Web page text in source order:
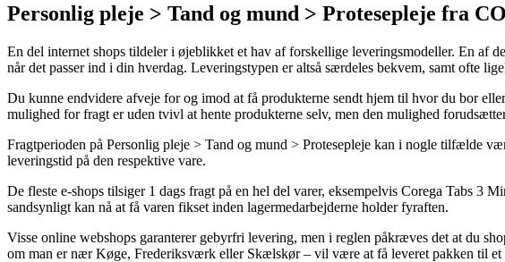
Personlig pleje > Tand og mund > Protesepleje fra
En del internet shops tildeler i øjeblikket et hav af forskellige leveringsmodeller. En af
når det passer ind i din hverdag. Leveringstypen er altså særdeles bekvem, samt ofte
Du kunne endvidere afveje for og imod at få produkterne sendt hjem til hvor du bor
mulighed for fragt er uden tvivl at hente produkterne selv, men den mulighed
Fragtperioden på Personlig pleje > Tand og mund > Protesepleje kan i nogle tilfælde
leveringstid på den respektive vare.
De fleste e-shops tilsiger 1 dags fragt på en hel del varer, eksempelvis Corega Tabs 3
sandsynligt kan nå at få varen fikset inden lagermedarbejderne holder fyraften.
Visse online webshops garanterer gebyrfri levering, men i reglen påkræves det at du
om man er nær Køge, Frederiksværk eller Skælskør – vil være at få leveret pakken til et